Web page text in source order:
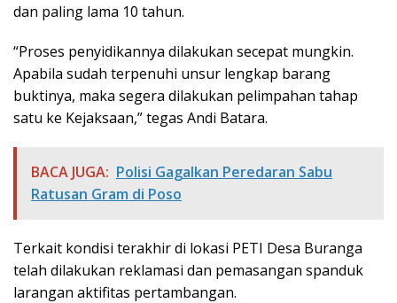
dan paling lama 10 tahun.
“Proses penyidikannya dilakukan secepat mungkin.
Apabila sudah terpenuhi unsur lengkap barang
buktinya, maka segera dilakukan pelimpahan tahap
satu ke Kejaksaan,” tegas Andi Batara.
BACA JUGA: Polisi Gagalkan Peredaran Sabu
Ratusan Gram di Poso
Terkait kondisi terakhir di lokasi PETI Desa Buranga
telah dilakukan reklamasi dan pemasangan spanduk
larangan aktifitas pertambangan.